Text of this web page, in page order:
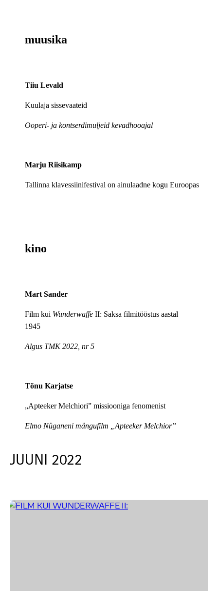
JUUNI 2022
muusika
Tiiu Levald
Kuulaja sissevaateid
Ooperi- ja kontserdimuljeid kevadhooajal
Marju Riisikamp
Tallinna klavessiinifestival on ainulaadne kogu Euroopas
kino
Mart Sander
Film kui WunderwaffeII: Saksa filmitööstus aastal
1945
Algus TMK 2022, nr 5
Tõnu Karjatse
„Apteeker Melchiori” missiooniga fenomenist
Elmo Nüganeni mängufilm „Apteeker Melchior”